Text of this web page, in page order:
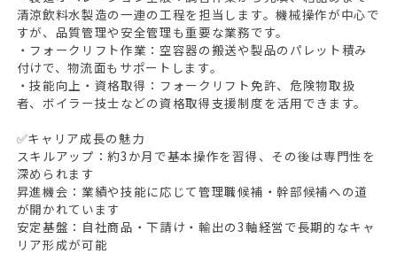
清涼飲料水製造の一連の工程を担当します。機械操作が中心で
すが、品質管理や安全管理も重要な業務です。
・フォークリフト作業：空容器の搬送や製品のパレット積み
付けで、物流面もサポートします。
・技能向上・資格取得：フォークリフト免許、危険物取扱
者、ボイラー技士などの資格取得支援制度を活用できます。
✅キャリア成長の魅力
スキルアップ：約3か月で基本操作を習得、その後は専門性を
深められます
昇進機会：業績や技能に応じて管理職候補・幹部候補への道
が開かれています
安定基盤：自社商品・下請け・輸出の3軸経営で長期的なキャ
リア形成が可能